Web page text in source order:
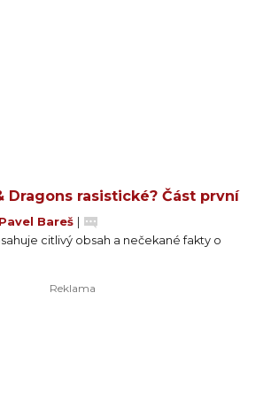
Dragons rasistické? Část první
Pavel Bareš |
citlivý obsah a nečekané fakty o